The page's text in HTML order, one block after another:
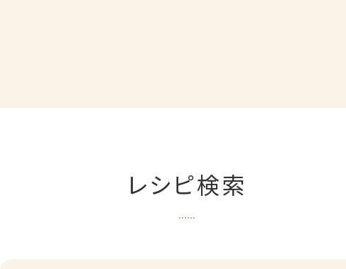
レシピ検索